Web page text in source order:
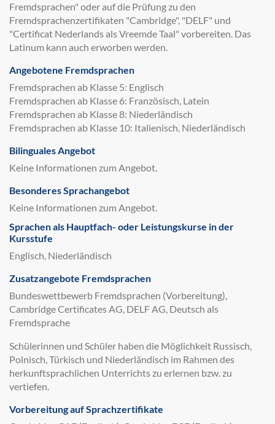
Fremdsprachen" oder auf die Prüfung zu den
Fremdsprachenzertifikaten "Cambridge", "DELF" und
"Certificat Nederlands als Vreemde Taal" vorbereiten. Das
Latinum kann auch erworben werden.
Angebotene Fremdsprachen
Fremdsprachen ab Klasse 5: Englisch
Fremdsprachen ab Klasse 6: Französisch, Latein
Fremdsprachen ab Klasse 8: Niederländisch
Fremdsprachen ab Klasse 10: Italienisch, Niederländisch
Bilinguales Angebot
Keine Informationen zum Angebot.
Besonderes Sprachangebot
Keine Informationen zum Angebot.
Sprachen als Hauptfach- oder Leistungskurse in der
Kursstufe
Englisch, Niederländisch
Zusatzangebote Fremdsprachen
Bundeswettbewerb Fremdsprachen (Vorbereitung),
Cambridge Certificates AG, DELF AG, Deutsch als
Fremdsprache
Schülerinnen und Schüler haben die Möglichkeit Russisch,
Polnisch, Türkisch und Niederländisch im Rahmen des
herkunftsprachlichen Unterrichts zu erlernen bzw. zu
vertiefen.
Vorbereitung auf Sprachzertifikate